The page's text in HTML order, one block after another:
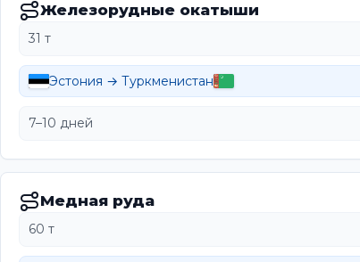
Железорудные окатыши
31 т
Эстония → Туркменистан
7–10 дней
Медная руда
60 т